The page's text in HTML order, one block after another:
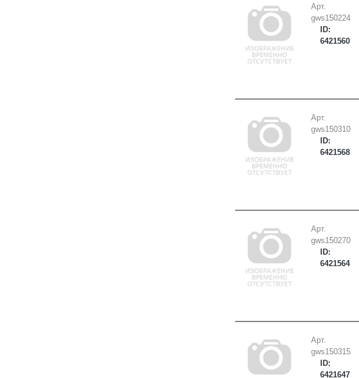
Арт.
gws150224
ID:
6421560
Арт.
gws150310
ID:
6421568
Арт.
gws150270
ID:
6421564
Арт.
gws150315
ID:
6421647